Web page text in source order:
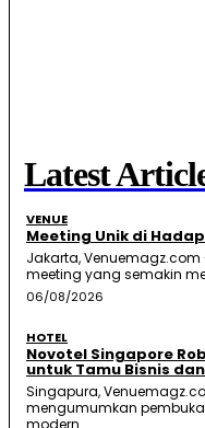
Latest
VENUE
Meeting Unik di
Jakarta,
meeting yang semakin
06/08/2026
HOTEL
Novotel Singapore
untuk Tamu Bisnis
Singapura,
mengumumkan
modern...